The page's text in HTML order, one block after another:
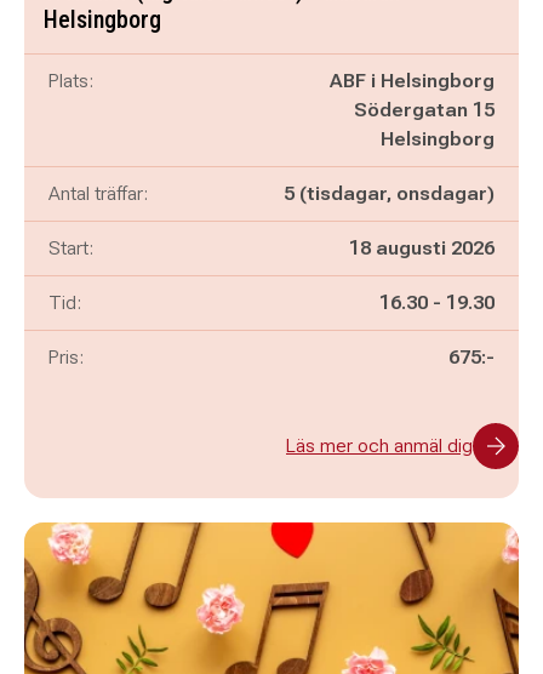
Helsingborg
Plats:
ABF i Helsingborg
Södergatan 15
Helsingborg
Antal träffar: 5 (tisdagar, onsdagar)
Start: 18 augusti 2026
Tid: Pågår mellan
16.30 - och
19.30
Pris: 675:-
Läs mer och anmäl dig